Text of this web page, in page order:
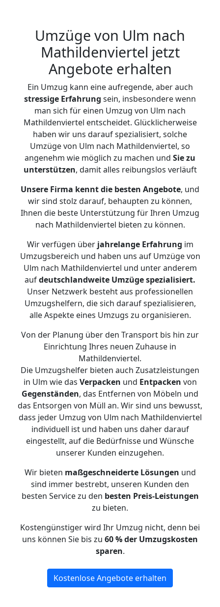
Umzüge von Ulm nach
Mathildenviertel jetzt
Angebote erhalten
Ein Umzug kann eine aufregende, aber auch
stressige Erfahrung sein, insbesondere wenn
man sich für einen Umzug von Ulm nach
Mathildenviertel entscheidet. Glücklicherweise
haben wir uns darauf spezialisiert, solche
Umzüge von Ulm nach Mathildenviertel, so
angenehm wie möglich zu machen und Sie zu
unterstützen, damit alles reibungslos verläuft
Unsere Firma kennt die besten Angebote, und
wir sind stolz darauf, behaupten zu können,
Ihnen die beste Unterstützung für Ihren Umzug
nach Mathildenviertel bieten zu können.
Wir verfügen überjahrelange Erfahrung im
Umzugsbereich und haben uns auf Umzüge von
Ulm nach Mathildenviertel und unter anderem
aufdeutschlandweite Umzüge spezialisiert.
Unser Netzwerk besteht aus professionellen
Umzugshelfern, die sich darauf spezialisieren,
alle Aspekte eines Umzugs zu organisieren.
Von der Planung über den Transport bis hin zur
Einrichtung Ihres neuen Zuhause in
Mathildenviertel.
Die Umzugshelfer bieten auch Zusatzleistungen
in Ulm wie das Verpacken und Entpacken von
Gegenständen, das Entfernen von Möbeln und
das Entsorgen von Müll an. Wir sind uns bewusst,
dass jeder Umzug von Ulm nach Mathildenviertel
individuell ist und haben uns daher darauf
eingestellt, auf die Bedürfnisse und Wünsche
unserer Kunden einzugehen.
Wir bieten maßgeschneiderte Lösungen und
sind immer bestrebt, unseren Kunden den
besten Service zu den besten Preis-Leistungen
zu bieten.
Kostengünstiger wird Ihr Umzug nicht, denn bei
uns können Sie bis zu 60 % der Umzugskosten
sparen.
Kostenlose Angebote erhalten